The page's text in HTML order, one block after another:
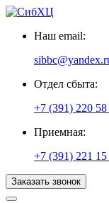
Наш email:
Отдел сбыта:
+7 (391) 220 58
Приемная:
+7 (391) 221 15
Заказать звонок